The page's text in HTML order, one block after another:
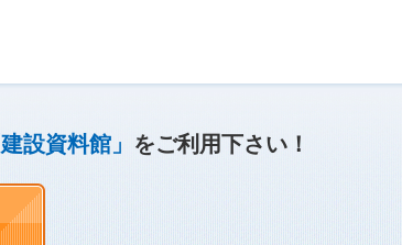
がされませんので、ご了
承のほど、よろしくお願
建設資料館」 をご利用下さい！